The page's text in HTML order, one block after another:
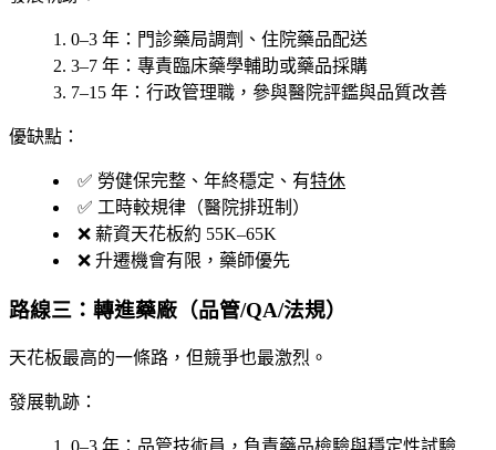
0–3 年 ：門診藥局調劑、住院藥品配送
3–7 年 ：專責臨床藥學輔助或藥品採購
7–15 年 ：行政管理職，參與醫院評鑑與品質改善
優缺點：
✅ 勞健保完整、年終穩定、有特休
✅ 工時較規律（醫院排班制）
❌ 薪資天花板約 55K–65K
❌ 升遷機會有限，藥師優先
路線三：轉進藥廠（品管/QA/法規）
天花板最高的一條路，但競爭也最激烈。
發展軌跡：